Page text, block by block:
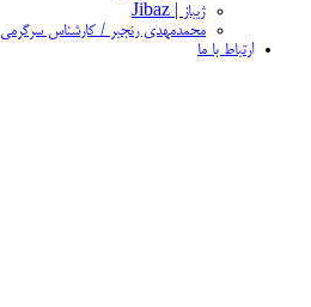
ژیباز | Jibaz
محمدمهدی رنجبر / کارشناس سرگرمی
ارتباط با ما